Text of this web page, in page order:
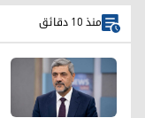
منذ 10 دقائق